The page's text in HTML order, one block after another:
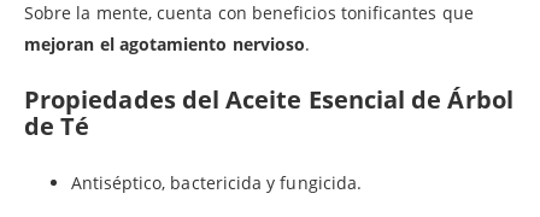
Sobre la mente, cuenta con beneficios tonificantes que
mejoran el agotamiento nervioso.
Propiedades del Aceite Esencial de Árbol
de Té
Antiséptico, bactericida y fungicida.